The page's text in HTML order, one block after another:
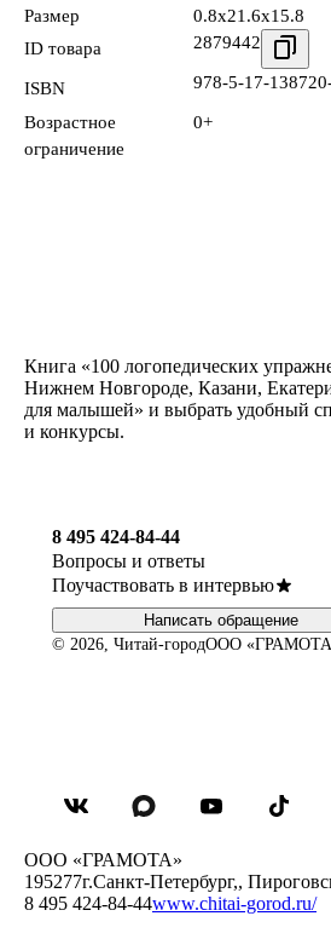
Размер
0.8x21.6x15.8
ID товара
2879442
ISBN 978-5-17-
Возрастное
ограничение
0+
Книга «100 логопедических
Нижнем Новгороде, Казани,
для малышей» и выбрать удобный
и конкурсы.
8 495 424-84-44
Вопросы и ответы
Поучаствовать в интервью
Написать обращение
© 2026, Читай-городООО
ООО «ГРАМОТА»
195277г.Санкт-Петербург,,
8 495 424-84-44www.chitai-gorod.ru/